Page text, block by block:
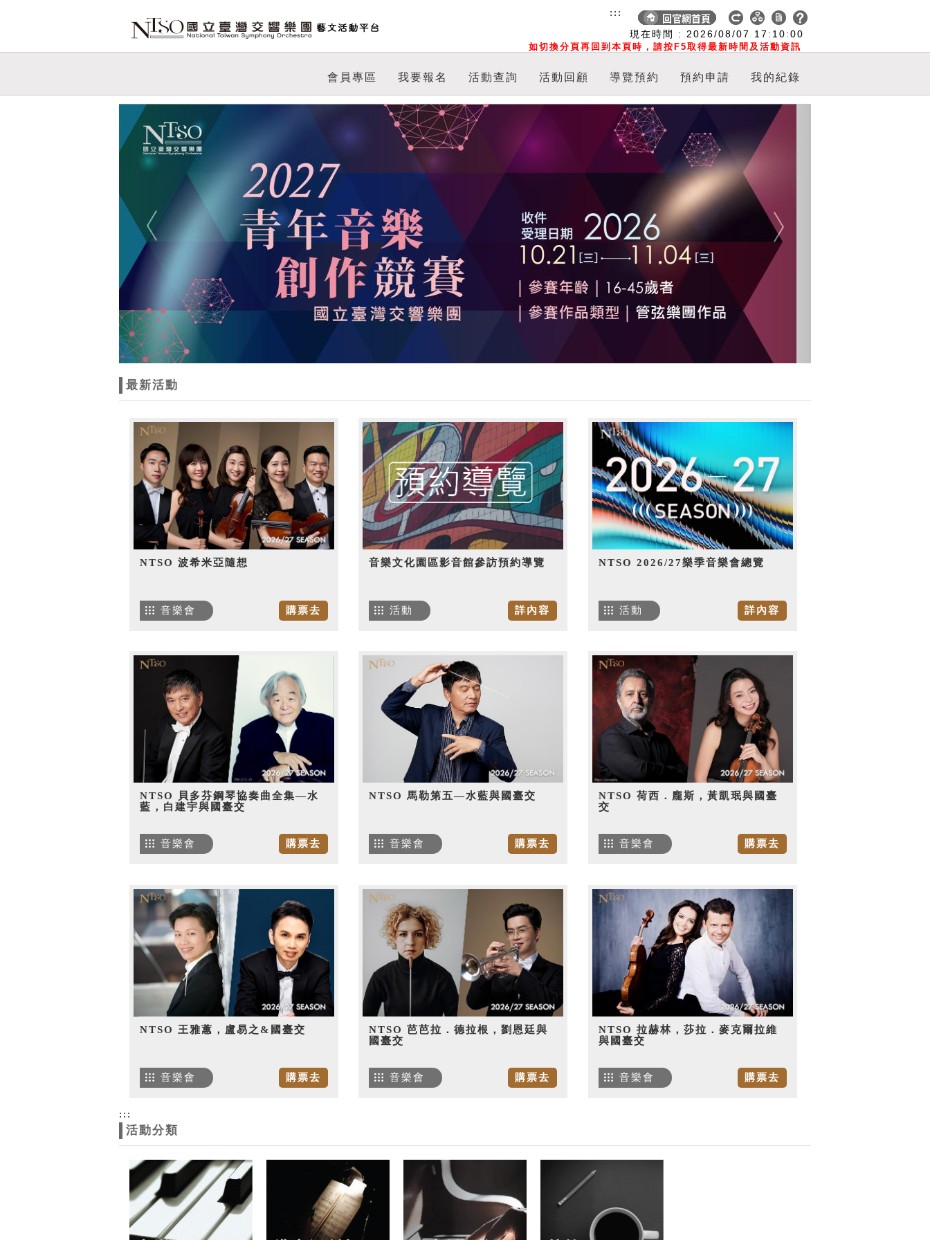
現在時間 : 2026/08/07 17:10:00
如切換分頁再回到本頁時，請按F5取得最新時間及活動資訊
:::
會員專區 我要報名 活動查詢 活動回顧 導覽預約 預約申請 我的紀錄
Previous Next
最新活動
NTSO 波希米亞隨想
購票去
音樂會
音樂文化園區影音館參訪預約導覽
詳內容
活動
NTSO 2026/27樂季音樂會總覽
詳內容
活動
NTSO 貝多芬鋼琴協奏曲全集—水
藍，白建宇與國臺交
購票去
音樂會
NTSO 馬勒第五—水藍與國臺交
購票去
音樂會
NTSO 荷西．龐斯，黃凱珉與國臺
交
購票去
音樂會
NTSO 王雅蕙，盧易之&國臺交
購票去
音樂會
NTSO 芭芭拉．德拉根，劉恩廷與
國臺交
購票去
音樂會
NTSO 拉赫林，莎拉．麥克爾拉維
與國臺交
購票去
音樂會
:::
活動分類